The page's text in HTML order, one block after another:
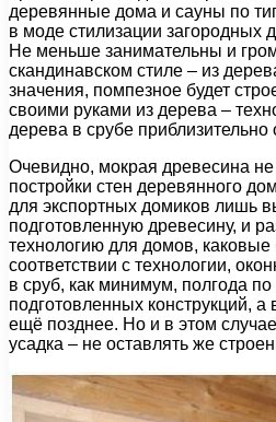
деревянные дома и сауны по
в моде стилизации загородных
Не меньше занимательны и
скандинавском стиле – из
значения, помпезное будет
своими руками из дерева –
дерева в срубе приблизительно
Очевидно, мокрая древесина
постройки стен деревянного
для экспортных домиков лишь
подготовленную древесину, и
технологию для домов,
соответствии с технологии,
в сруб, как минимум, полгода по
подготовленных конструкций,
ещё позднее. Но и в этом
усадка – не оставлять же